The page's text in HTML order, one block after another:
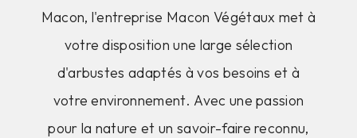
Macon, l'entreprise Macon Végétaux met à
votre disposition une large sélection
d'arbustes adaptés à vos besoins et à
votre environnement. Avec une passion
pour la nature et un savoir-faire reconnu,